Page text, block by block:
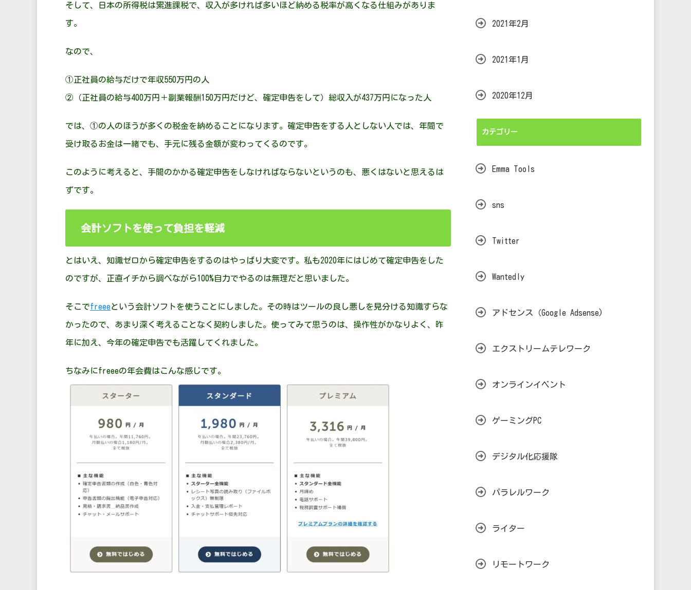
そして、日本の所得税は累進課税で、収入が多ければ多いほど納める税率が高くなる仕組みがありま
す。
なので、
①正社員の給与だけで年収550万円の人
②（正社員の給与400万円＋副業報酬150万円だけど、確定申告をして）総収入が437万円になった人
では、①の人のほうが多くの税金を納めることになります。確定申告をする人としない人では、年間で
受け取るお金は一緒でも、手元に残る金額が変わってくるのです。
このように考えると、手間のかかる確定申告をしなければならないというのも、悪くはないと思えるは
ずです。
会計ソフトを使って負担を軽減
とはいえ、知識ゼロから確定申告をするのはやっぱり大変です。私も2020年にはじめて確定申告をした
のですが、正直イチから調べながら100%自力でやるのは無理だと思いました。
そこでfreeeという会計ソフトを使うことにしました。その時はツールの良し悪しを見分ける知識すらな
かったので、あまり深く考えることなく契約しました。使ってみて思うのは、操作性がかなりよく、昨
年に加え、今年の確定申告でも活躍してくれました。
ちなみにfreeeの年会費はこんな感じです。
2021年2月
2021年1月
2020年12月
カテゴリー
Emma Tools
sns
Twitter
Wantedly
アドセンス（Google Adsense)
エクストリームテレワーク
オンラインイベント
ゲーミングPC
デジタル化応援隊
パラレルワーク
ライター
リモートワーク